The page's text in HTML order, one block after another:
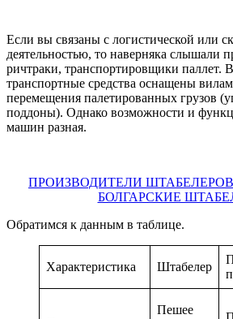
Если вы связаны с логистической или
деятельностью, то наверняка слышали
ричтраки, транспортировщики паллет.
транспортные средства оснащены
перемещения палетированных грузов
поддоны). Однако возможности и
машин разная.
ПРОИЗВОДИТЕЛИ
БОЛГАРСКИЕ
Обратимся к данным в таблице.
Характеристика Штабелер
Пешее